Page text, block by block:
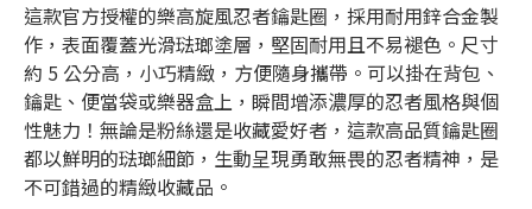
這款官方授權的樂高旋風忍者鑰匙圈，採用耐用鋅合金製
作，表面覆蓋光滑琺瑯塗層，堅固耐用且不易褪色。尺寸
約 5 公分高，小巧精緻，方便隨身攜帶。可以掛在背包、
鑰匙、便當袋或樂器盒上，瞬間增添濃厚的忍者風格與個
性魅力！無論是粉絲還是收藏愛好者，這款高品質鑰匙圈
都以鮮明的琺瑯細節，生動呈現勇敢無畏的忍者精神，是
不可錯過的精緻收藏品。